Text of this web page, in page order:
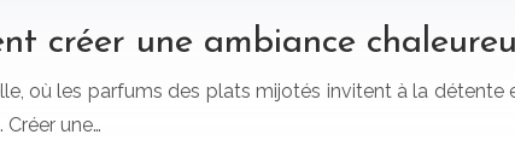
créer une ambiance
où les parfums des plats mijotés invitent à la
une…